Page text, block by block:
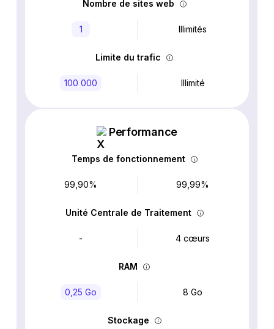
Nombre de sites web
1 Illimités
Limite du trafic
100 000 Illimité
Performance
Temps de fonctionnement
99,90% 99,99%
Unité Centrale de Traitement
- 4 cœurs
RAM
0,25 Go 8 Go
Stockage